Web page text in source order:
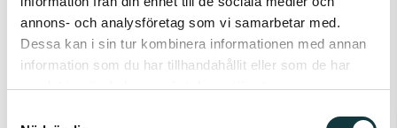
annons- och analysföretag som vi samarbetar med.
Dessa kan i sin tur kombinera informationen med annan
information som du har tillhandahållit eller som de har
samlat in när du har använt deras tjänster.
om. Vår verksamhet präglas av kvalitet, innovation
och kundfokus. Läs mer på
www.debearings.se
Placering:Tumba
Anställningsform:Heltid
Vill du veta mer och ansökan?